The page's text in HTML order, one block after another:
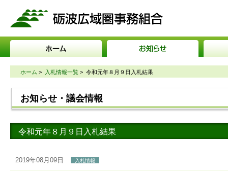
ホーム > 入札情報一覧 > 令和元年８月９日入札結果
お知らせ・議会情報
令和元年８月９日入札結果
2019年08月09日 入札情報